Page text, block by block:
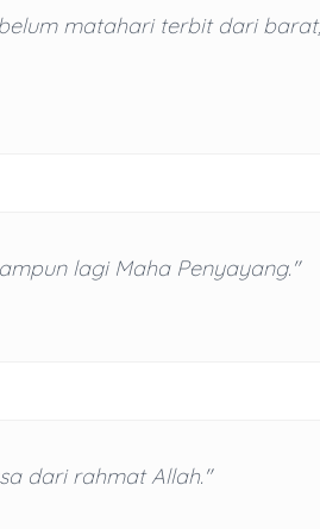
matahari terbit dari
lagi Maha Penyayang."
dari rahmat Allah."